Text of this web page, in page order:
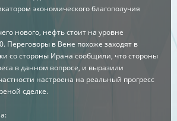
экономического благополучия
нового, нефть стоит на уровне
Переговоры в Вене похоже заходят в
со стороны Ирана сообщили, что стороны
в данном вопросе, и выразили
настроена на реальный прогресс
сделке.